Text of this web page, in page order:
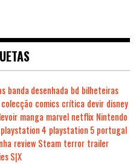
banda desenhada bd bilheteiras
colecção comics crítica devir disney
levoir manga marvel netflix Nintendo
playstation 4 playstation 5 portugal
review Steam terror trailer
S|X